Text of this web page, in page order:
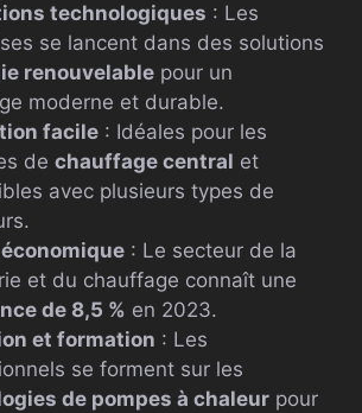
technologiques : Les
se lancent dans des solutions
renouvelable pour un
moderne et durable.
facile : Idéales pour les
de chauffage central et
avec plusieurs types de
: Le secteur de la
et du chauffage connaît une
de 8,5 % en 2023.
et formation : Les
se forment sur les
de pompes à chaleur pour